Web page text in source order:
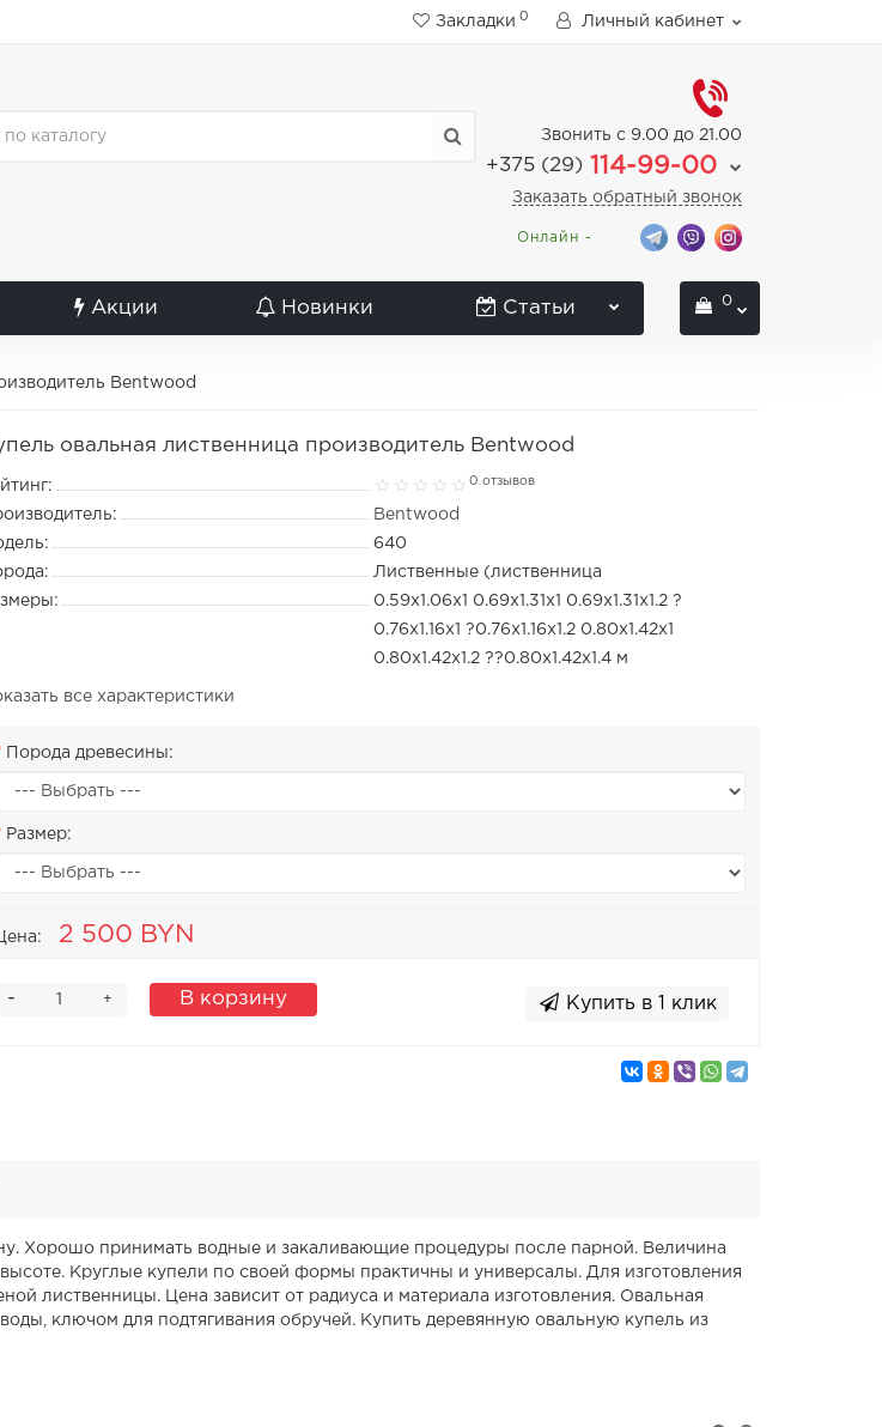
Закладки 0 Личный кабинет
Звонить с 9.00 до 21.00
+375 (29) 114-99-00
Заказать обратный звонок
Онлайн -
Акции Новинки Статьи 0
Bentwood
овальная лиственница производитель Bentwood
0 отзывов
Bentwood
640
Лиственные (лиственница
0.59х1.06х1 0.69х1.31х1 0.69х1.31х1.2 ?
0.76х1.16х1 ?0.76х1.16х1.2 0.80х1.42х1
0.80х1.42х1.2 ??0.80х1.42х1.4 м
все характеристики
Порода древесины:
Размер:
Цена: 2 500 BYN
+
- В корзину Купить в 1 клик
Хорошо принимать водные и закаливающие процедуры после парной. Величина
Круглые купели по своей формы практичны и универсалы. Для изготовления
лиственницы. Цена зависит от радиуса и материала изготовления. Овальная
ключом для подтягивания обручей. Купить деревянную овальную купель из